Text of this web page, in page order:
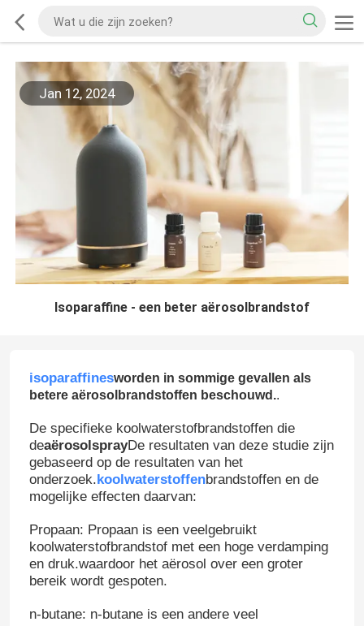
Jan 12, 2024
Isoparaffine - een beter aërosolbrandstof
isoparaffinesworden in sommige gevallen als
betere aërosolbrandstoffen beschouwd..
De specifieke koolwaterstofbrandstoffen die
deaërosolsprayDe resultaten van deze studie zijn
gebaseerd op de resultaten van het
onderzoek.koolwaterstoffenbrandstoffen en de
mogelijke effecten daarvan:
Propaan: Propaan is een veelgebruikt
koolwaterstofbrandstof met een hoge verdamping
en druk.waardoor het aërosol over een groter
bereik wordt gespoten.
n-butane: n-butane is een andere veel